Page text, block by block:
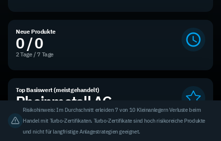
Neue Produkte
0 / 0
2 Tage / 7 Tage
Top Basiswert (meistgehandelt)
Rheinmetall AG
3,31 % des Handelsvolumens
Risikohinweis: Im Durchschnitt erleiden 7 von 10 Kleinanlegern Verluste beim
Handel mit Turbo-Zertifikaten. Turbo-Zertifikate sind hoch risikoreiche Produkte
und nicht für langfristige Anlagestrategien geeignet.